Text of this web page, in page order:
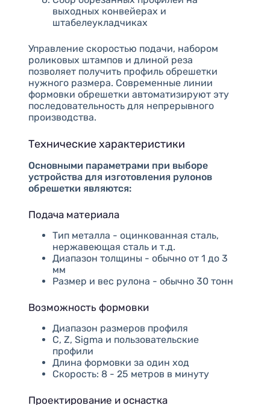
выходных конвейерах и
штабелеукладчиках
Управление скоростью подачи, набором
роликовых штампов и длиной реза
позволяет получить профиль обрешетки
нужного размера. Современные линии
формовки обрешетки автоматизируют эту
последовательность для непрерывного
производства.
Технические характеристики
Основными параметрами при выборе
устройства для изготовления рулонов
обрешетки являются:
Подача материала
Тип металла - оцинкованная сталь,
нержавеющая сталь и т.д.
Диапазон толщины - обычно от 1 до 3
мм
Размер и вес рулона - обычно 30 тонн
Возможность формовки
Диапазон размеров профиля
C, Z, Sigma и пользовательские
профили
Длина формовки за один ход
Скорость: 8 - 25 метров в минуту
Проектирование и оснастка